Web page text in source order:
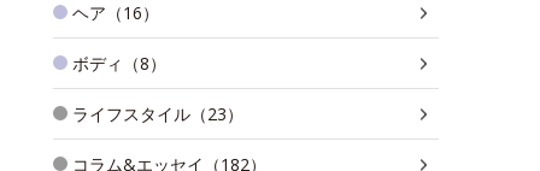
ヘア（16）
ボディ（8）
ライフスタイル（23）
コラム&エッセイ（182）